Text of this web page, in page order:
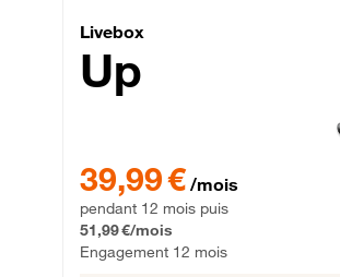
Livebox Up
Livebox
Up
39,99 € /mois
pendant 12 mois puis
51,99 €/mois
Engagement 12 mois